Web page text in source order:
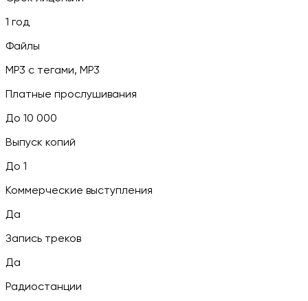
1 год
Файлы
MP3 c тегами, MP3
Платные прослушивания
До 10 000
Выпуск копий
До 1
Коммерческие выступления
Да
Запись треков
Да
Радиостанции